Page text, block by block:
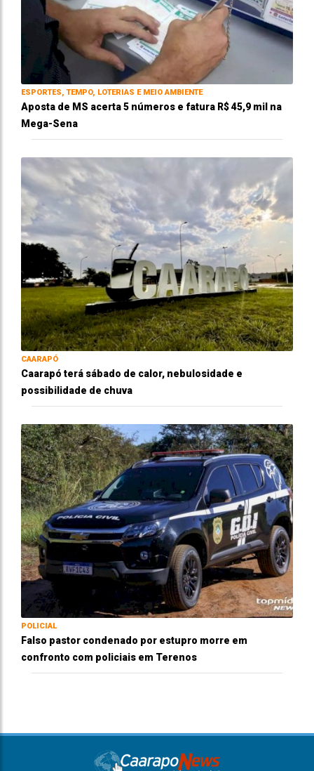
ESPORTES, TEMPO, LOTERIAS E MEIO AMBIENTE
Aposta de MS acerta 5 números e fatura R$ 45,9 mil na
Mega-Sena
CAARAPÓ
Caarapó terá sábado de calor, nebulosidade e
possibilidade de chuva
POLICIAL
Falso pastor condenado por estupro morre em
confronto com policiais em Terenos